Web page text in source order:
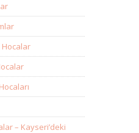
– Kayseri’deki